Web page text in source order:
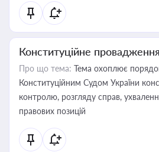
Конституційне провадження
Про що тема: Тема охоплює
Конституційним Судом України
контролю, розгляду справ,
правових позицій